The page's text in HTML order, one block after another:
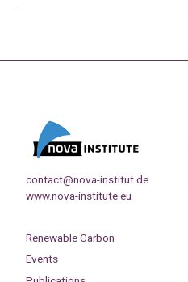
contact@nova-institut.de
www.nova-institute.eu
Renewable Carbon
Events